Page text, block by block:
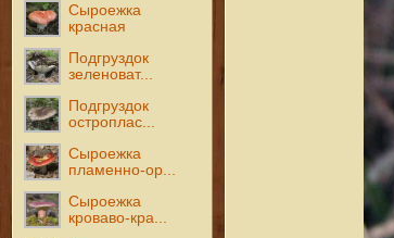
Сыроежка
красная
Подгруздок
зеленоват...
Подгруздок
остроплас...
Сыроежка
пламенно-ор...
Сыроежка
кроваво-кра...